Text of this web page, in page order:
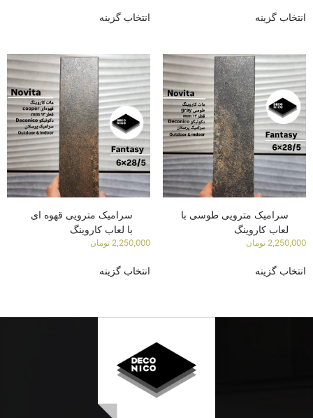
انتخاب گزینه انتخاب گزینه
سرامیک مترویی طوسی با
لعاب کاروینگ
2,250,000 تومان
انتخاب گزینه
سرامیک مترویی قهوه ای
با لعاب کاروینگ
2,250,000 تومان
انتخاب گزینه